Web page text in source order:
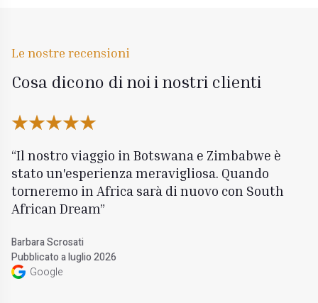
Le nostre recensioni
Cosa dicono di noi i nostri clienti
Il nostro viaggio in Botswana e Zimbabwe è
stato un'esperienza meravigliosa. Quando
torneremo in Africa sarà di nuovo con South
African Dream
Barbara Scrosati
Pubblicato a luglio 2026
Google